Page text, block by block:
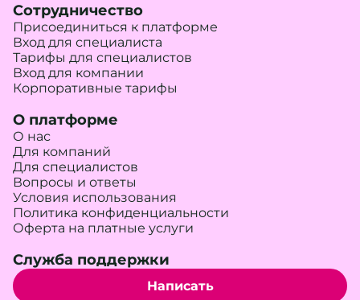
Сотрудничество
Присоединиться к платформе
Вход для специалиста
Тарифы для специалистов
Вход для компании
Корпоративные тарифы
О платформе
О нас
Для компаний
Для специалистов
Вопросы и ответы
Условия использования
Политика конфиденциальности
Оферта на платные услуги
Служба поддержки
Написать